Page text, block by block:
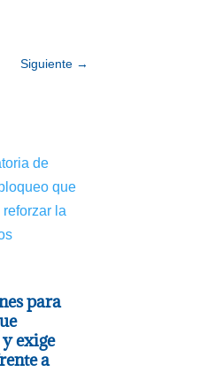
Siguiente→
para
exige
a